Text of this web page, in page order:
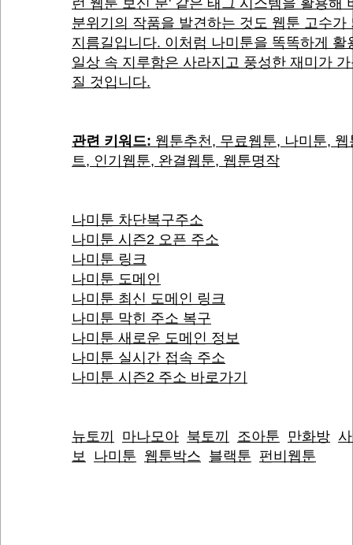
런 웹툰 보신 분' 같은 태그 시스템을 활용해
분위기의 작품을 발견하는 것도 웹툰 고수가
지름길입니다. 이처럼 나미툰을 똑똑하게 활
일상 속 지루함은 사라지고 풍성한 재미가
질 것입니다.
관련 키워드: 웹툰추천, 무료웹툰, 나미툰, 웹
트, 인기웹툰, 완결웹툰, 웹툰명작
나미툰 차단복구주소
나미툰 시즌2 오픈 주소
나미툰 링크
나미툰 도메인
나미툰 최신 도메인 링크
나미툰 막힌 주소 복구
나미툰 새로운 도메인 정보
나미툰 실시간 접속 주소
나미툰 시즌2 주소 바로가기
뉴토끼 마나모아 북토끼 조아툰 만화방
보
나미툰 웹툰박스 블랙툰 펀비웹툰